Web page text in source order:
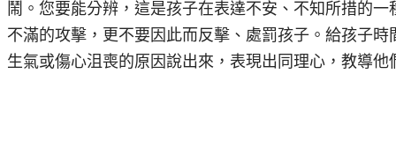
鬧。您要能分辨，這是孩子在表達不安、不知所措的
不滿的攻擊，更不要因此而反擊、處罰孩子。給孩子
生氣或傷心沮喪的原因說出來，表現出同理心，教導